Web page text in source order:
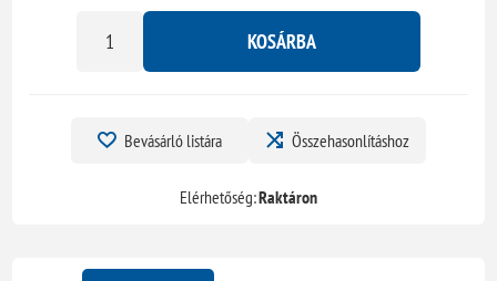
KOSÁRBA
Bevásárló listára Összehasonlításhoz
Elérhetőség:Raktáron